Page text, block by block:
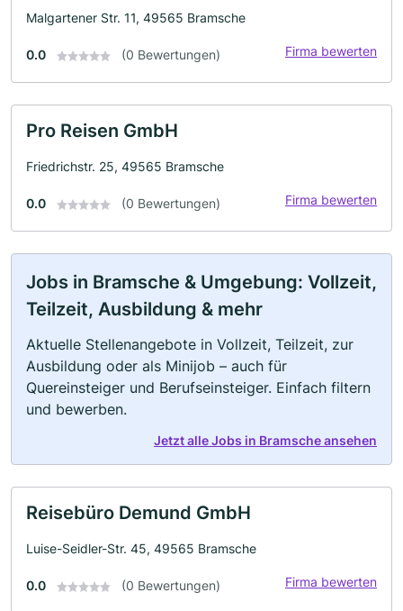
Malgartener Str. 11, 49565 Bramsche
0.0 (0 Bewertungen) Firma bewerten
Pro Reisen GmbH
Friedrichstr. 25, 49565 Bramsche
0.0 (0 Bewertungen) Firma bewerten
Jobs in Bramsche & Umgebung: Vollzeit,
Teilzeit, Ausbildung & mehr
Aktuelle Stellenangebote in Vollzeit, Teilzeit, zur
Ausbildung oder als Minijob – auch für
Quereinsteiger und Berufseinsteiger. Einfach filtern
und bewerben.
Jetzt alle Jobs in Bramsche ansehen
Reisebüro Demund GmbH
Luise-Seidler-Str. 45, 49565 Bramsche
0.0 (0 Bewertungen) Firma bewerten